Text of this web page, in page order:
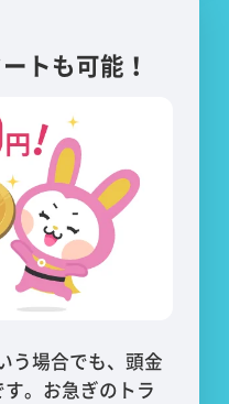
トも可能！
う場合でも、頭金
。お急ぎのトラ